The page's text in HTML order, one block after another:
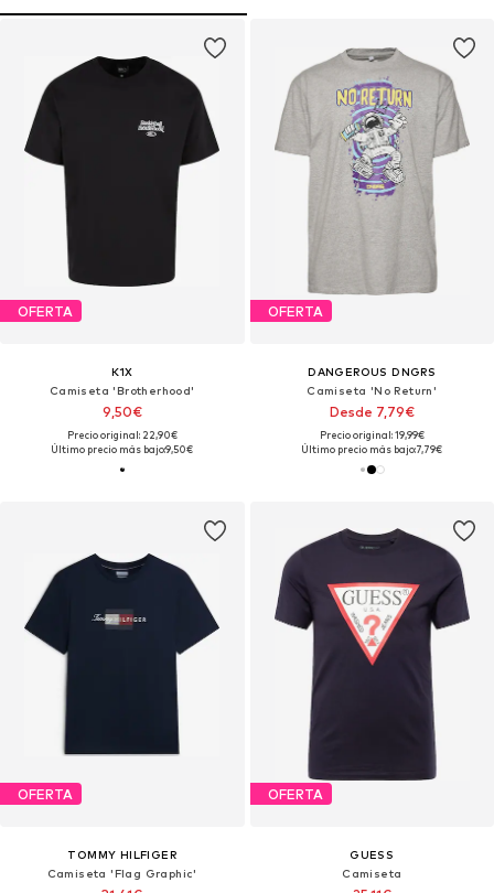
OFERTA
K1X
Camiseta 'Brotherhood'
9,50€
Precio original: 22,90€
Último precio más bajo:9,50€
OFERTA
DANGEROUS DNGRS
Camiseta 'No Return'
Desde 7,79€
Precio original: 19,99€
Último precio más bajo:7,79€
OFERTA
TOMMY HILFIGER
Camiseta 'Flag Graphic'
OFERTA
GUESS
Camiseta